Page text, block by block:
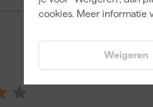
cookies. Meer informatie
Weigeren